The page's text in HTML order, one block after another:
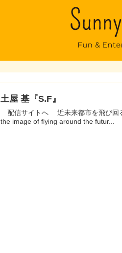
土屋 基『S.F』
配信サイトへ 近未来都市を飛び回るイメージで製作された楽曲で機械的なサウンドが交差する。 This song was made with
the image of flying around the futur...